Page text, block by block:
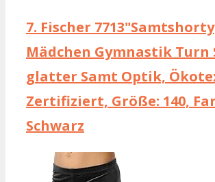
7. Fischer 7713"Samtshorty
Mädchen Gymnastik Turn
glatter Samt Optik,
Zertifiziert, Größe: 140,
Schwarz